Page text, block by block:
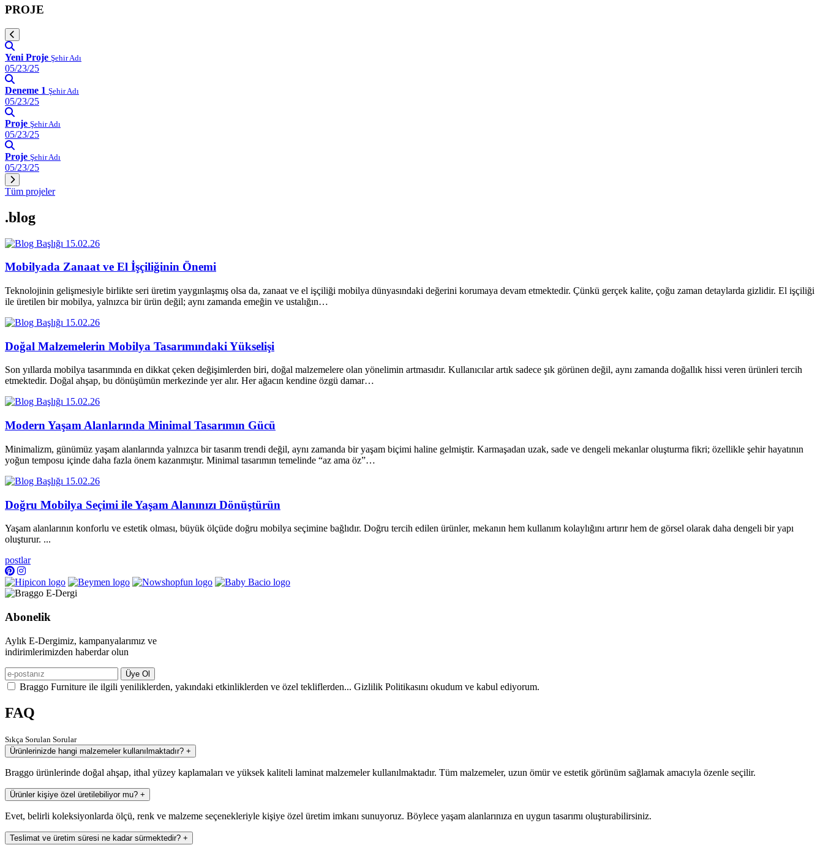
PROJE
Yeni Proje Şehir Adı
05/23/25
Deneme 1 Şehir Adı
05/23/25
Proje Şehir Adı
05/23/25
Proje Şehir Adı
05/23/25
Tüm projeler
.blog
15.02.26
Mobilyada Zanaat ve El İşçiliğinin Önemi
Teknolojinin gelişmesiyle birlikte seri üretim yaygınlaşmış olsa da, zanaat ve el işçiliği mobilya dünyasındaki değerini korumaya devam etmektedir. Çünkü gerçek kalite, çoğu zaman detaylarda gizlidir. El işçiliği
ile üretilen bir mobilya, yalnızca bir ürün değil; aynı zamanda emeğin ve ustalığın…
15.02.26
Doğal Malzemelerin Mobilya Tasarımındaki Yükselişi
Son yıllarda mobilya tasarımında en dikkat çeken değişimlerden biri, doğal malzemelere olan yönelimin artmasıdır. Kullanıcılar artık sadece şık görünen değil, aynı zamanda doğallık hissi veren ürünleri tercih
etmektedir. Doğal ahşap, bu dönüşümün merkezinde yer alır. Her ağacın kendine özgü damar…
15.02.26
Modern Yaşam Alanlarında Minimal Tasarımın Gücü
Minimalizm, günümüz yaşam alanlarında yalnızca bir tasarım trendi değil, aynı zamanda bir yaşam biçimi haline gelmiştir. Karmaşadan uzak, sade ve dengeli mekanlar oluşturma fikri; özellikle şehir hayatının
yoğun temposu içinde daha fazla önem kazanmıştır. Minimal tasarımın temelinde “az ama öz”…
15.02.26
Doğru Mobilya Seçimi ile Yaşam Alanınızı Dönüştürün
Yaşam alanlarının konforlu ve estetik olması, büyük ölçüde doğru mobilya seçimine bağlıdır. Doğru tercih edilen ürünler, mekanın hem kullanım kolaylığını artırır hem de görsel olarak daha dengeli bir yapı
oluşturur. ...
postlar
Abonelik
Aylık E-Dergimiz, kampanyalarımız ve
indirimlerimizden haberdar olun
Üye Ol
Braggo Furniture ile ilgili yeniliklerden, yakındaki etkinliklerden ve özel tekliflerden... Gizlilik Politikasını okudum ve kabul ediyorum.
FAQ
Sıkça Sorulan Sorular
Ürünlerinizde hangi malzemeler kullanılmaktadır? +
Braggo ürünlerinde doğal ahşap, ithal yüzey kaplamaları ve yüksek kaliteli laminat malzemeler kullanılmaktadır. Tüm malzemeler, uzun ömür ve estetik görünüm sağlamak amacıyla özenle seçilir.
Ürünler kişiye özel üretilebiliyor mu? +
Evet, belirli koleksiyonlarda ölçü, renk ve malzeme seçenekleriyle kişiye özel üretim imkanı sunuyoruz. Böylece yaşam alanlarınıza en uygun tasarımı oluşturabilirsiniz.
Teslimat ve üretim süresi ne kadar sürmektedir? +